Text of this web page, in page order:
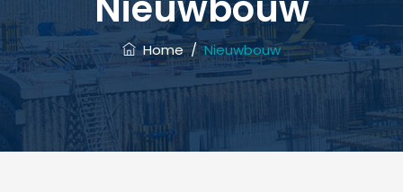
Home/Nieuwbouw